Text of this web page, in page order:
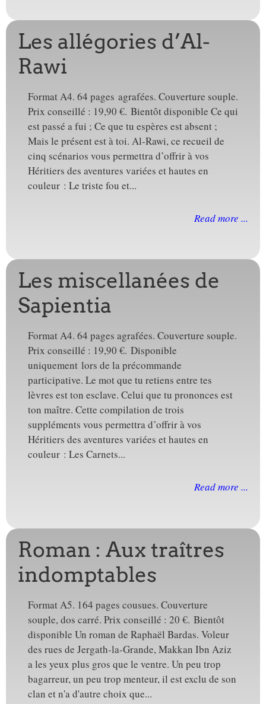
Les allégories d’Al-
Rawi
Format A4. 64 pages agrafées. Couverture souple.
Prix conseillé : 19,90 €. Bientôt disponible Ce qui
est passé a fui ; Ce que tu espères est absent ;
Mais le présent est à toi. Al-Rawi, ce recueil de
cinq scénarios vous permettra d’offrir à vos
Héritiers des aventures variées et hautes en
couleur : Le triste fou et...
Read more ...
Les miscellanées de
Sapientia
Format A4. 64 pages agrafées. Couverture souple.
Prix conseillé : 19,90 €. Disponible
uniquement lors de la précommande
participative. Le mot que tu retiens entre tes
lèvres est ton esclave. Celui que tu prononces est
ton maître. Cette compilation de trois
suppléments vous permettra d’offrir à vos
Héritiers des aventures variées et hautes en
couleur : Les Carnets...
Read more ...
Roman : Aux traîtres
indomptables
Format A5. 164 pages cousues. Couverture
souple, dos carré. Prix conseillé : 20 €. Bientôt
disponible Un roman de Raphaël Bardas. Voleur
des rues de Jergath-la-Grande, Makkan Ibn Aziz
a les yeux plus gros que le ventre. Un peu trop
bagarreur, un peu trop menteur, il est exclu de son
clan et n'a d'autre choix que...